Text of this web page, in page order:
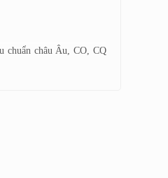
chuẩn châu Âu, CO, CQ